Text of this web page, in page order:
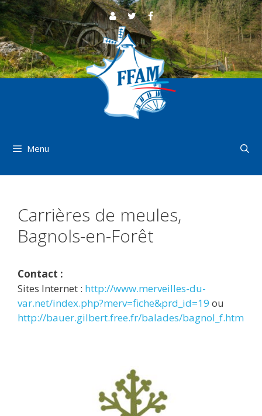
Aller
au
contenu
Menu
Carrières de meules,
Bagnols-en-Forêt
Contact :
Sites Internet : http://www.merveilles-du-
var.net/index.php?merv=fiche&prd_id=19 ou
http://bauer.gilbert.free.fr/balades/bagnol_f.htm